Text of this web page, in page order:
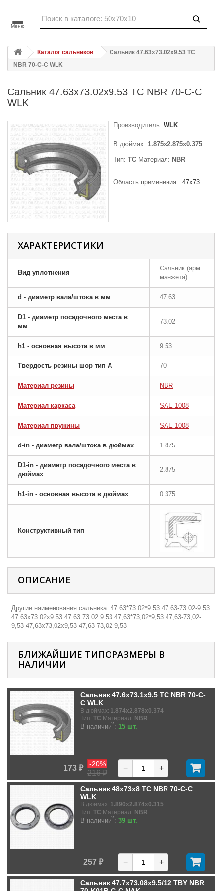
Меню
Каталог сальников
Сальник 47.63x73.02x9.53 TC
NBR 70-C-C WLK
Сальник 47.63x73.02x9.53 TC NBR 70-C-C
WLK
Производитель: WLK
В дюймах: 1.875x2.875x0.375
Тип: TC Материал: NBR
Область применения: 47x73
ХАРАКТЕРИСТИКИ
Вид уплотнения
Сальник (арм.
манжета)
d - диаметр вала/штока в мм 47.63
D1 - диаметр посадочного места в
мм
73.02
h1 - основная высота в мм 9.53
Твердость резины шор тип A 70
Материал резины NBR
Материал каркаса SAE 1008
Материал пружины SAE 1008
d-in - диаметр вала/штока в дюймах 1.875
D1-in - диаметр посадочного места в
дюймах
2.875
h1-in - основная высота в дюймах 0.375
Конструктивный тип
ОПИСАНИЕ
Другие наименования сальника: 47.63*73.02*9.53 47.63-73.02-9.53
47.63х73.02х9.53 47.63 73.02 9.53 47,63*73,02*9,53 47,63-73,02-
9,53 47,63х73,02х9,53 47,63 73,02 9,53
БЛИЖАЙШИЕ ТИПОРАЗМЕРЫ В
НАЛИЧИИ
Сальник 47.6x73.1x9.5 TC NBR 70-C-
C WLK
В дюймах: 1.874x2.878x0.374
Тип: TC Материал: NBR
В наличии?: 15 шт.
173 ₽
216 ₽
-20% − +
Сальник 48x73x8 TC NBR 70-C-C
WLK
В дюймах: 1.890x2.874x0.315
Тип: TC Материал: NBR
В наличии?: 39 шт.
257 ₽ − +
Сальник 47.7x73.08x9.5/12 TBY NBR